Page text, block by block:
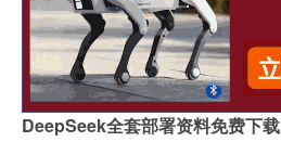
DeepSeek全套部署资料免费下载